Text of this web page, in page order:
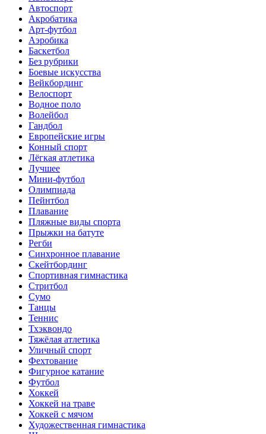
Автоспорт
Акробатика
Арт-футбол
Аэробика
Баскетбол
Без рубрики
Боевые искусства
Вейкбординг
Велоспорт
Водное поло
Волейбол
Гандбол
Европейские игры
Конный спорт
Лёгкая атлетика
Лучшее
Мини-футбол
Олимпиада
Пейнтбол
Плавание
Пляжные виды спорта
Прыжки на батуте
Регби
Синхронное плавание
Скейтбординг
Спортивная гимнастика
Стритбол
Сумо
Танцы
Теннис
Тхэквондо
Тяжёлая атлетика
Уличный спорт
Фехтование
Фигурное катание
Футбол
Хоккей
Хоккей на траве
Хоккей с мячом
Художественная гимнастика